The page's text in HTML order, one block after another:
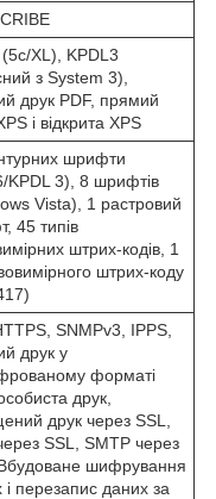
XL), KPDL3
з System 3),
друк PDF, прямий
і відкрита XPS
шрифти
KPDL 3), 8 шрифтів
Vista), 1 растровий
45 типів
штрих-кодів, 1
штрих-коду
SNMPv3, IPPS,
друк у
форматі
друк,
друк через SSL,
SSL, SMTP через
шифрування
і перезапис даних за